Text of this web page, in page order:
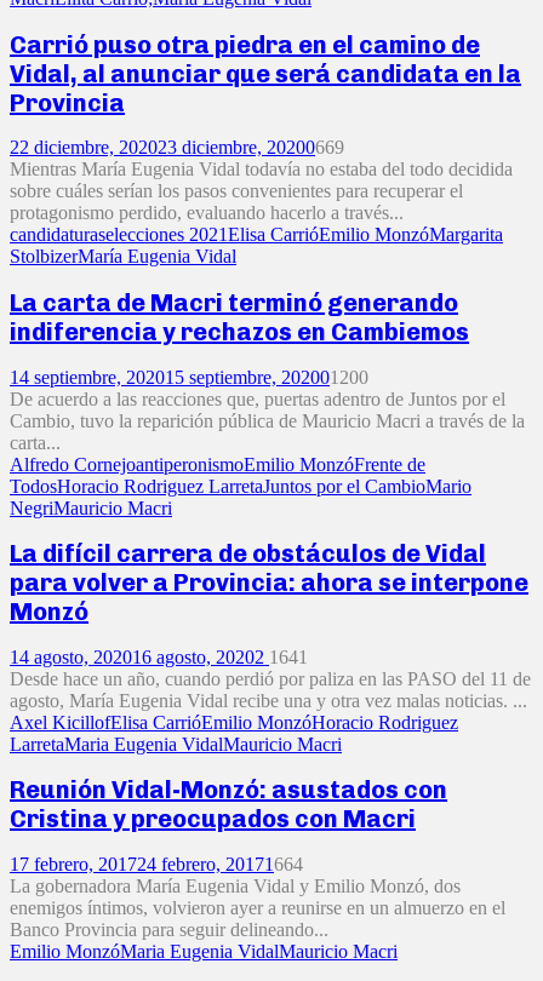
Carrió puso otra piedra en el camino de
Vidal, al anunciar que será candidata en la
Provincia
22 diciembre, 202023 diciembre, 20200669
Mientras María Eugenia Vidal todavía no estaba del todo decidida
sobre cuáles serían los pasos convenientes para recuperar el
protagonismo perdido, evaluando hacerlo a través...
candidaturaselecciones 2021Elisa CarrióEmilio MonzóMargarita
StolbizerMaría Eugenia Vidal
La carta de Macri terminó generando
indiferencia y rechazos en Cambiemos
14 septiembre, 202015 septiembre, 202001200
De acuerdo a las reacciones que, puertas adentro de Juntos por el
Cambio, tuvo la reparición pública de Mauricio Macri a través de la
carta...
Alfredo CornejoantiperonismoEmilio MonzóFrente de
TodosHoracio Rodriguez LarretaJuntos por el CambioMario
NegriMauricio Macri
La difícil carrera de obstáculos de Vidal
para volver a Provincia: ahora se interpone
Monzó
14 agosto, 202016 agosto, 20202 1641
Desde hace un año, cuando perdió por paliza en las PASO del 11 de
agosto, María Eugenia Vidal recibe una y otra vez malas noticias. ...
Axel KicillofElisa CarrióEmilio MonzóHoracio Rodriguez
LarretaMaria Eugenia VidalMauricio Macri
Reunión Vidal-Monzó: asustados con
Cristina y preocupados con Macri
17 febrero, 201724 febrero, 20171664
La gobernadora María Eugenia Vidal y Emilio Monzó, dos
enemigos íntimos, volvieron ayer a reunirse en un almuerzo en el
Banco Provincia para seguir delineando...
Emilio MonzóMaria Eugenia VidalMauricio Macri